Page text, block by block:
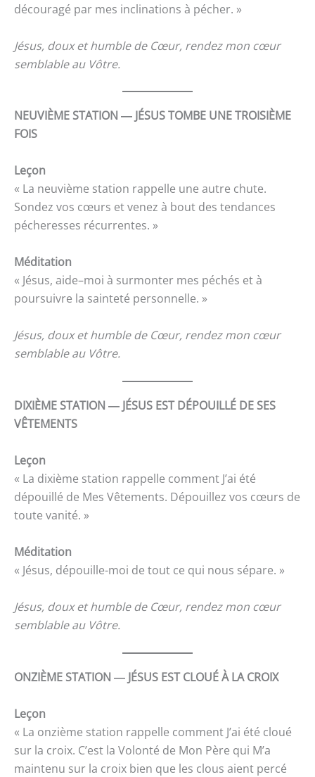
découragé par mes inclinations à pécher. »
Jésus, doux et humble de Cœur, rendez mon cœur
semblable au Vôtre.
NEUVIÈME STATION ― JÉSUS TOMBE UNE TROISIÈME
FOIS
Leçon
« La neuvième station rappelle une autre chute.
Sondez vos cœurs et venez à bout des tendances
pécheresses récurrentes. »
Méditation
« Jésus, aide–moi à surmonter mes péchés et à
poursuivre la sainteté personnelle. »
Jésus, doux et humble de Cœur, rendez mon cœur
semblable au Vôtre.
DIXIÈME STATION ― JÉSUS EST DÉPOUILLÉ DE SES
VÊTEMENTS
Leçon
« La dixième station rappelle comment J’ai été
dépouillé de Mes Vêtements. Dépouillez vos cœurs de
toute vanité. »
Méditation
« Jésus, dépouille-moi de tout ce qui nous sépare. »
Jésus, doux et humble de Cœur, rendez mon cœur
semblable au Vôtre.
ONZIÈME STATION ― JÉSUS EST CLOUÉ À LA CROIX
Leçon
« La onzième station rappelle comment J’ai été cloué
sur la croix. C’est la Volonté de Mon Père qui M’a
maintenu sur la croix bien que les clous aient percé